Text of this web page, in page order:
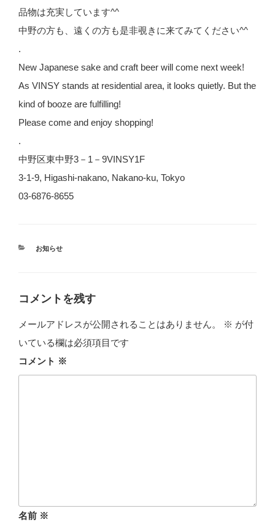
品物は充実しています^^
中野の方も、遠くの方も是非覗きに来てみてください^^
.
New Japanese sake and craft beer will come next week!
As VINSY stands at residential area, it looks quietly. But the
kind of booze are fulfilling!
Please come and enjoy shopping!
.
中野区東中野3－1－9VINSY1F
3-1-9, Higashi-nakano, Nakano-ku, Tokyo
03-6876-8655
カ
お知らせ
コメントを残す
メールアドレスが公開されることはありません。 ※ が付
いている欄は必須項目です
コメント ※
名前 ※